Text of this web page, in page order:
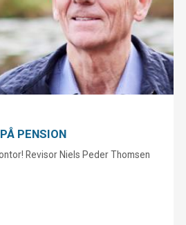
PENSION
Revisor Niels Peder Thomsen